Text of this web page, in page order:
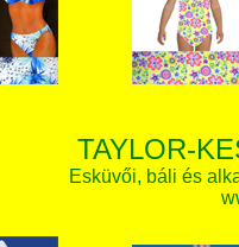
TAYLOR-
Esküvői, báli és